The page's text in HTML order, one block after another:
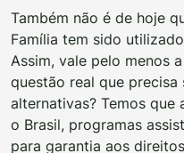
Também não é de hoje
Família tem sido
Assim, vale pelo menos
questão real que precisa
alternativas? Temos que
o Brasil, programas
para garantia aos